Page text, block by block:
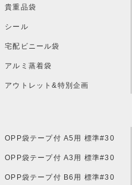
貴重品袋
シール
宅配ビニール袋
アルミ蒸着袋
アウトレット&特別企画
OPP袋テープ付 A5用 標準#30
OPP袋テープ付 A3用 標準#30
OPP袋テープ付 B6用 標準#30